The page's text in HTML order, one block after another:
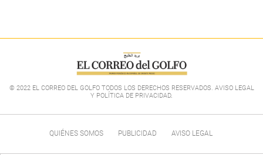
© 2022 EL CORREO DEL GOLFO TODOS LOS DERECHOS RESERVADOS. AVISO LEGAL
Y POLÍTICA DE PRIVACIDAD.
QUIÉNES SOMOS PUBLICIDAD AVISO LEGAL